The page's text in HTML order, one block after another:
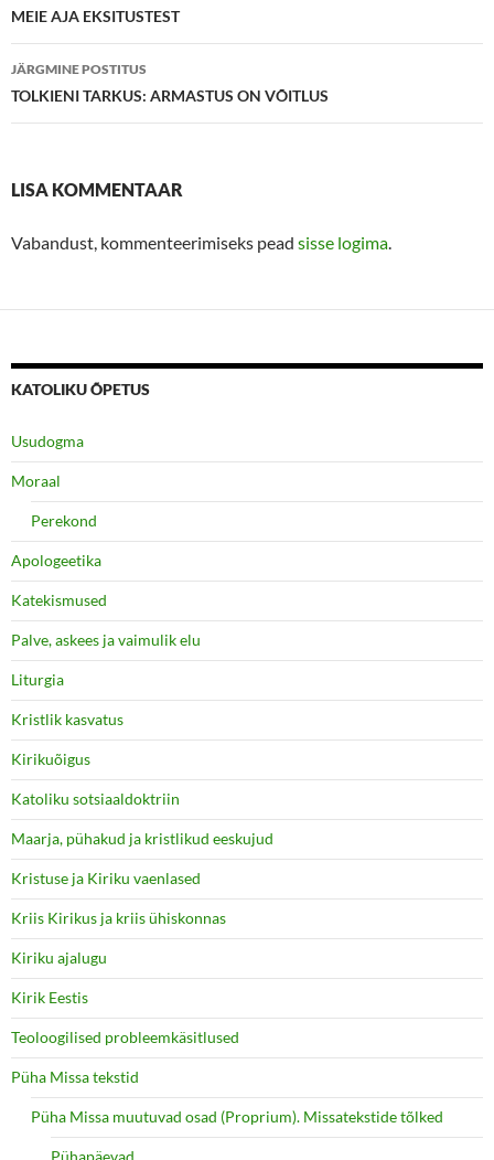
töölaud
MEIE AJA EKSITUSTEST
JÄRGMINE POSTITUS
TOLKIENI TARKUS: ARMASTUS ON VÕITLUS
LISA KOMMENTAAR
Vabandust, kommenteerimiseks pead sisse logima
KATOLIKU ÕPETUS
Usudogma
Moraal
Perekond
Apologeetika
Katekismused
Palve, askees ja vaimulik elu
Liturgia
Kristlik kasvatus
Kirikuõigus
Katoliku sotsiaaldoktriin
Maarja, pühakud ja kristlikud eeskujud
Kristuse ja Kiriku vaenlased
Kriis Kirikus ja kriis ühiskonnas
Kiriku ajalugu
Kirik Eestis
Teoloogilised probleemkäsitlused
Püha Missa tekstid
Püha Missa muutuvad osad (Proprium). Missatekstide tõlked
Pühapäevad